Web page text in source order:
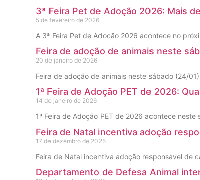
3ª Feira Pet de Adoção 2026: Mais
5 de fevereiro de 2026
A 3ª Feira Pet de Adocão 2026 acontece no
Feira de adoção de animais neste
20 de janeiro de 2026
Feira de adoção de animais neste sábado (24/
1ª Feira de Adoção PET de 2026:
14 de janeiro de 2026
1ª Feira de Adoção PET de 2026 acontece neste
Feira de Natal incentiva adoção
17 de dezembro de 2025
Feira de Natal incentiva adoção responsável de
Departamento de Defesa Animal